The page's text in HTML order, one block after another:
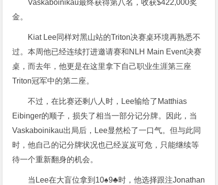
Vaskaboinikau最终获得第八名，收获$422,000奖
金。
Kiat Lee同样对黑山站的Triton决赛桌环境再熟悉不
过。本周他已经连续打进邀请赛和NLH Main Event决赛
桌，而去年，他更是在这里拿下自己职业生涯第三座
Triton冠军中的第二座。
不过，在比赛还剩八人时，Lee输给了Matthias
Eibinger的顺子，损失了相当一部分记分牌。因此，当
Vaskaboinikau出局后，Lee显然松了一口气。但与此同
时，他自己的记分牌状况也已经岌岌可危，只能继续等
待一个重新翻身的机会。
当Lee在大盲位拿到10♠9♣时，他选择跟注Jonathan